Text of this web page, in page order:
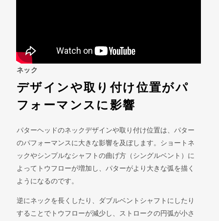
ネック
デザインや取り付け位置がパ
フォーマンスに影響
パターヘッドのネックデザインや取り付け位置は、パター
のパフォーマンスに大きな影響を及ぼします。ショートネ
ックやシンプルなシャフトの曲げ方（シングルベント）に
よってトウフローが増加し、パターがより大きな弧を描く
ようになるのです。
逆にネックを長くしたり、ダブルベントシャフトにしたり
することでトウフローが減少し、ストロークの円弧が小さ